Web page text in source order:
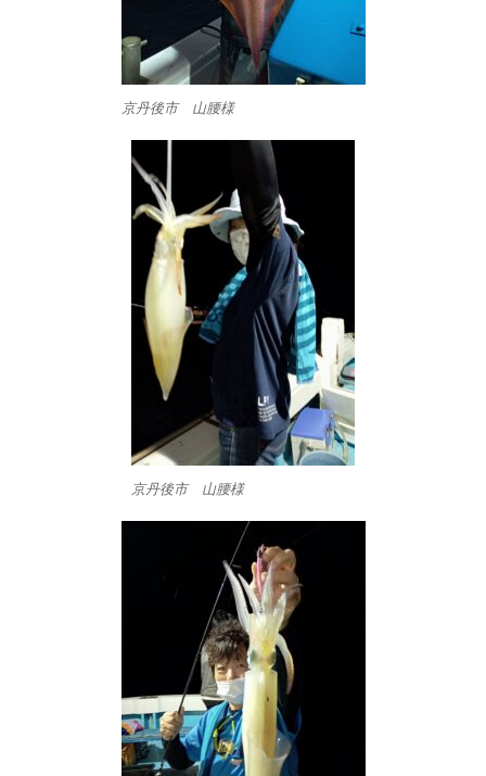
京丹後市 山腰様
京丹後市 山腰様